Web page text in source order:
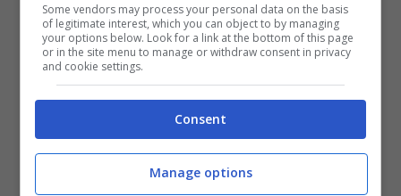
da anni, vede un importante passo avanti
verso la giustizia ambientale.
L’udienza del 14 febbraio 2024 ha segnato la
formalizzazione della costituzione di parte
civile da parte del Comune e della Provincia. Il
dibattimento riprenderà il 10 luglio,
Some vendors may process your personal data on the basis
of legitimate interest, which you can object to by managing
your options below. Look for a link at the bottom of this page
or in the site menu to manage or withdraw consent in privacy
and cookie settings.
Consent
Manage options